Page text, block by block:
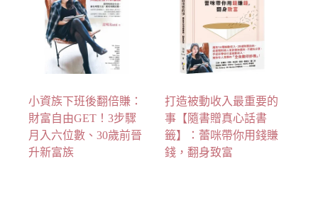
小資族下班後翻倍賺：
財富自由GET！3步驟
月入六位數、30歲前晉
升新富族
打造被動收入最重要的
事【隨書贈真心話書
籤】：蕾咪帶你用錢賺
錢，翻身致富